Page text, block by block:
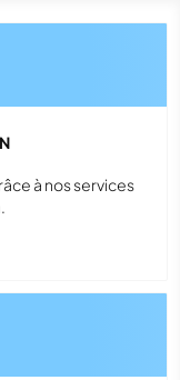
à nos services